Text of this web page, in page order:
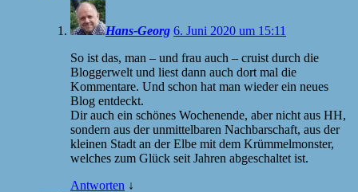
Hans-Georg 6. Juni 2020 um 15:11
So ist das, man – und frau auch – cruist durch die
Bloggerwelt und liest dann auch dort mal die
Kommentare. Und schon hat man wieder ein neues
Blog entdeckt.
Dir auch ein schönes Wochenende, aber nicht aus HH,
sondern aus der unmittelbaren Nachbarschaft, aus der
kleinen Stadt an der Elbe mit dem Krümmelmonster,
welches zum Glück seit Jahren abgeschaltet ist.
Antworten ↓